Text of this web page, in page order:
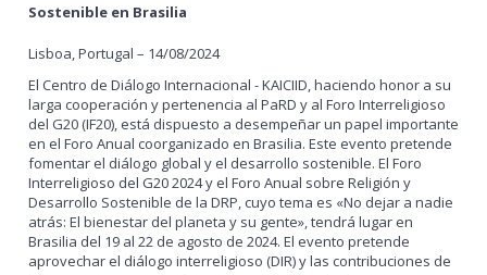
Sostenible en Brasilia
Lisboa, Portugal – 14/08/2024
El Centro de Diálogo Internacional - KAICIID, haciendo honor a su
larga cooperación y pertenencia al PaRD y al Foro Interreligioso
del G20 (IF20), está dispuesto a desempeñar un papel importante
en el Foro Anual coorganizado en Brasilia. Este evento pretende
fomentar el diálogo global y el desarrollo sostenible. El Foro
Interreligioso del G20 2024 y el Foro Anual sobre Religión y
Desarrollo Sostenible de la DRP, cuyo tema es «No dejar a nadie
atrás: El bienestar del planeta y su gente», tendrá lugar en
Brasilia del 19 al 22 de agosto de 2024. El evento pretende
aprovechar el diálogo interreligioso (DIR) y las contribuciones de